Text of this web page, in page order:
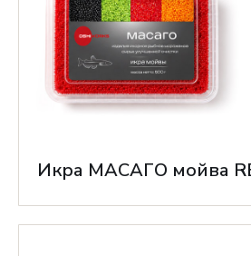
Икра МАСАГО мойва